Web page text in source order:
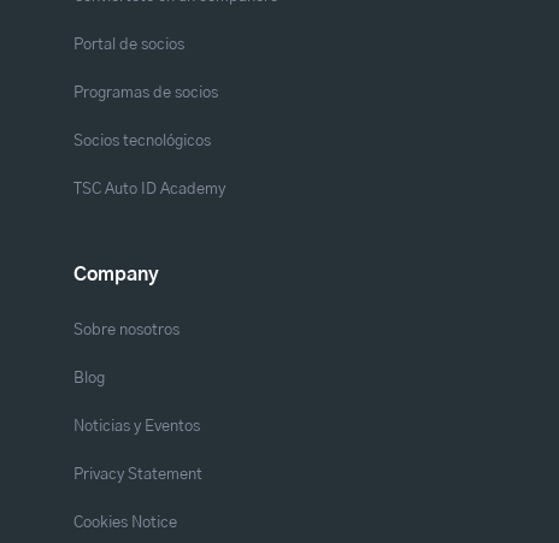
Portal de socios
Programas de socios
Socios tecnológicos
TSC Auto ID Academy
Company
Sobre nosotros
Blog
Noticias y Eventos
Privacy Statement
Cookies Notice